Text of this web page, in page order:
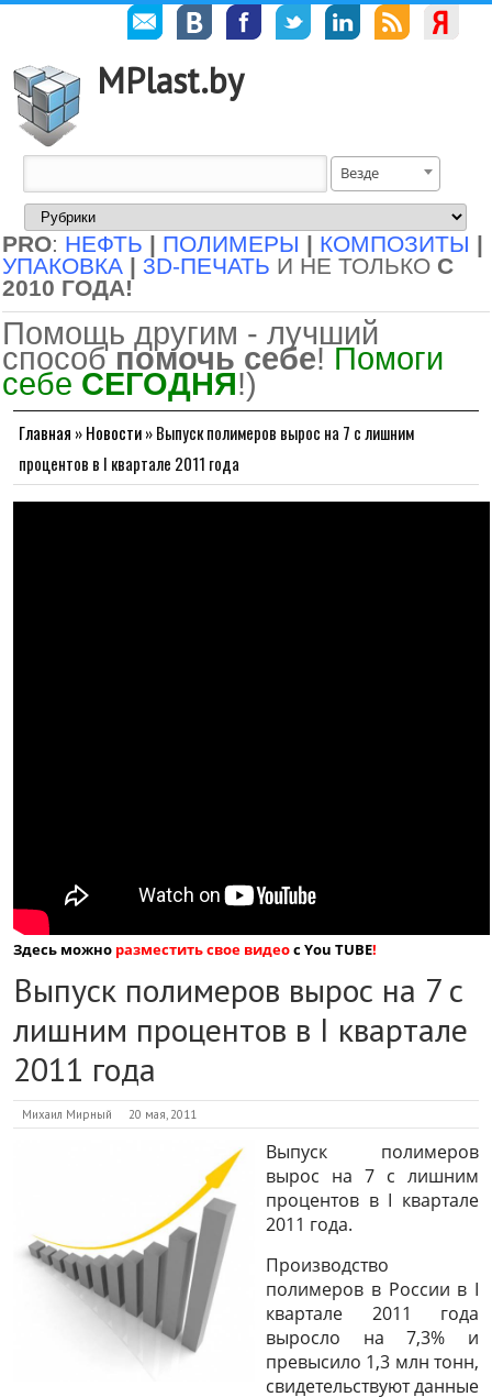
MPlast.by
Везде
PRO: НЕФТЬ | ПОЛИМЕРЫ | КОМПОЗИТЫ |
УПАКОВКА | 3D-ПЕЧАТЬ И НЕ ТОЛЬКО С
2010 ГОДА!
Помощь другим - лучший
способ помочь себе! Помоги
себе СЕГОДНЯ!)
Главная »Новости»Выпуск полимеров вырос на 7 с лишним
процентов в I квартале 2011 года
Здесь можно разместить свое видеос You TUBE!
Выпуск полимеров вырос на 7 с
лишним процентов в I квартале
2011 года
Михаил Мирный 20 мая, 2011
Выпуск полимеров
вырос на 7 с лишним
процентов в I квартале
2011 года.
Производство
полимеров в России в I
квартале 2011 года
выросло на 7,3% и
превысило 1,3 млн тонн,
свидетельствуют данные